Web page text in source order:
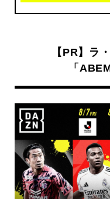
【PR】ラ
「